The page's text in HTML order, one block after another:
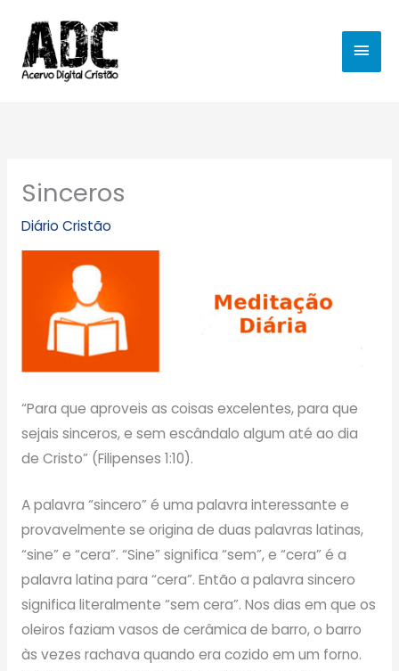
para
conteúdo
Sinceros
Diário Cristão
“Para que aproveis as coisas excelentes, para que
sejais sinceros, e sem escândalo algum até ao dia
de Cristo” (Filipenses 1:10).
A palavra “sincero” é uma palavra interessante e
provavelmente se origina de duas palavras latinas,
“sine” e “cera”. “Sine” significa “sem”, e “cera” é a
palavra latina para “cera”. Então a palavra sincero
significa literalmente “sem cera”. Nos dias em que os
oleiros faziam vasos de cerâmica de barro, o barro
às vezes rachava quando era cozido em um forno.